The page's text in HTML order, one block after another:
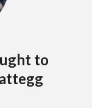
to